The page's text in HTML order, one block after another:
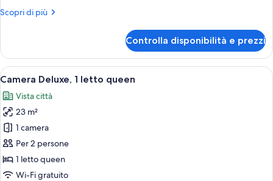
matrimoniali
Scopri di più
Altri
Deluxe,
letti
(Deluxe)
Controlla disponibilità e prezzi
Apri
tutte
le
foto
per
Camera
Deluxe,
1
Camera d'albergo con un letto
7
Camera Deluxe, 1 letto queen
Vista città
23 m²
1 camera
Per 2 persone
1 letto queen
Wi-Fi gratuito